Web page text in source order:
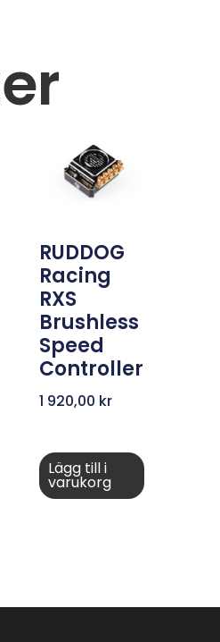
RUDDOG
Racing
RXS
Brushless
Speed
Controller
1 920,00 kr
Lägg till i
varukorg